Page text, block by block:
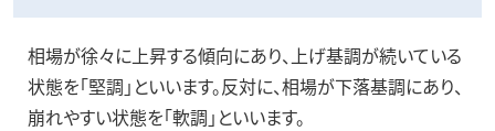
相場が徐々に上昇する傾向にあり、上げ基調が続いている
状態を「堅調」といいます。反対に、相場が下落基調にあり、
崩れやすい状態を「軟調」といいます。